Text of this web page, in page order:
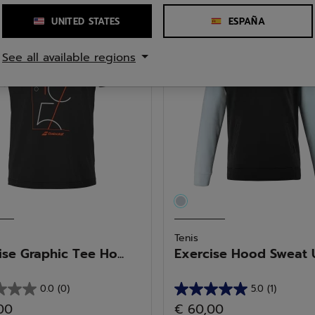
5
estrellas.
1
Graphic Tee Ho...
0.0 (0)
Tenis
Exercise Hood Sweat
5.0 (1)
5.0
€ 60,00
UNITED STATES ESPAÑA
See all available regions